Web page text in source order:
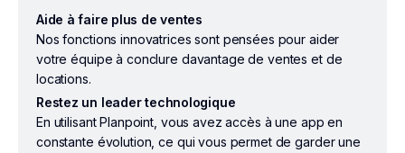
Aide à faire plus de ventes
Nos fonctions innovatrices sont pensées pour aider
votre équipe à conclure davantage de ventes et de
locations.
Restez un leader technologique
En utilisant Planpoint, vous avez accès à une app en
constante évolution, ce qui vous permet de garder une